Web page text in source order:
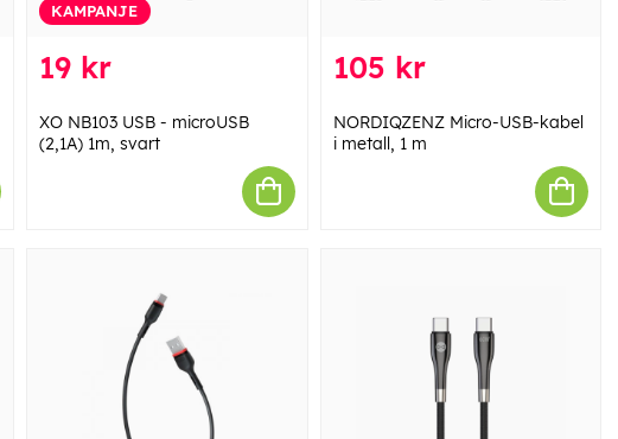
KAMPANJE
19 kr
XO NB103 USB - microUSB
(2,1A) 1m, svart
105 kr
NORDIQZENZ Micro-USB-kabel
i metall, 1 m